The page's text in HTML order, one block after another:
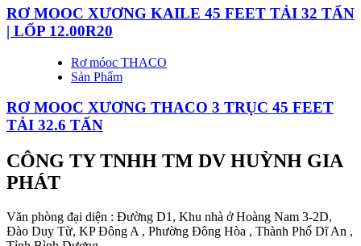
RƠ MOOC XƯƠNG KAILE 45 FEET TẢI 32 TẤN
| LỐP 12.00R20
Rơ móoc THACO
Sản Phẩm
RƠ MOOC XƯƠNG THACO 3 TRỤC 45 FEET
TẢI 32.6 TẤN
CÔNG TY TNHH TM DV HUỲNH GIA
PHÁT
Văn phòng đại diện : Đường D1, Khu nhà ở Hoàng Nam 3-2D,
Đào Duy Từ, KP Đông A , Phường Đông Hòa , Thành Phố Dĩ An ,